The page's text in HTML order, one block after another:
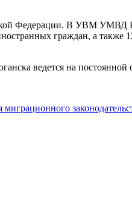
Федерации. В УВМ
граждан, а также
ведется на постоянной